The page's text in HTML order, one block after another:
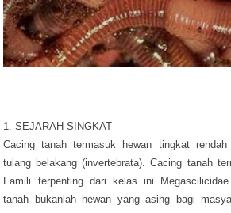
1. SEJARAH SINGKAT
Cacing tanah termasuk hewan tingkat
tulang belakang (invertebrata). Cacing tanah
Famili terpenting dari kelas ini
tanah bukanlah hewan yang asing bagi